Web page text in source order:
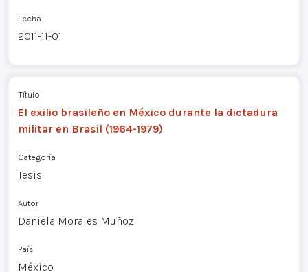
Fecha
2011-11-01
Título
El exilio brasileño en México durante la dictadura
militar en Brasil (1964-1979)
Categoría
Tesis
Autor
Daniela Morales Muñoz
País
México